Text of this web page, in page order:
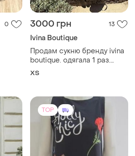
3000 грн
Ivina Boutique
Продам сукню бренду ivina
розмір хс. ціна 3000 грн
TOP